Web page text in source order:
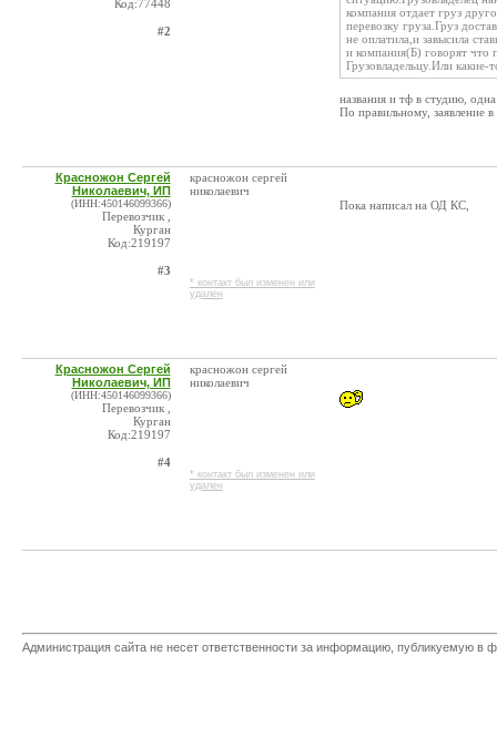
Код:77448
#2
компания отдает груз
перевозку груза.Груз
не оплатила,и завысила
и компания(Б) говорят что
Грузовладельцу.Или какие-
названия и тф в студию,
По правильному, заявление
Красножон Сергей
Николаевич, ИП
(ИНН:450146099366)
Перевозчик ,
Курган
Код:219197
#3
красножон сергей
николаевич
* контакт был изменен или
удален
Пока написал на ОД КС,
Красножон Сергей
Николаевич, ИП
(ИНН:450146099366)
Перевозчик ,
Курган
Код:219197
#4
красножон сергей
николаевич
* контакт был изменен или
удален
Администрация сайта не несет ответственности за информацию, публикуемую